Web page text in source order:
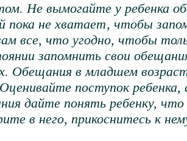
Не вымогайте у ребенка
пока не хватает, чтобы
все, что угодно, чтобы
запомнить свои
Обещания в младшем
поступок
дайте понять ребенку, что
в него, прикоснитесь к